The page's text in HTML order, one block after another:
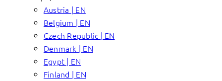
Austria | EN
Belgium | EN
Czech Republic | EN
Denmark | EN
Egypt | EN
Finland | EN